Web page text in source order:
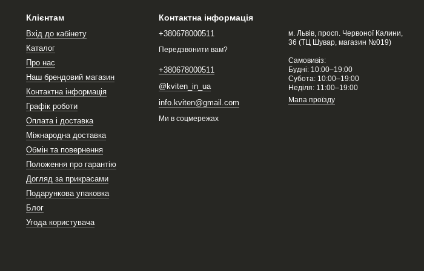
Клієнтам
Вхід до кабінету
Каталог
Про нас
Наш брендовий магазин
Контактна інформація
Графік роботи
Оплата і доставка
Міжнародна доставка
Обмін та повернення
Положення про гарантію
Догляд за прикрасами
Подарункова упаковка
Блог
Угода користувача
Контактна інформація
+380678000511
Передзвонити вам?
+380678000511
@kviten_in_ua
info.kviten@gmail.com
м. Львів, просп. Червоної Калини,
36 (ТЦ Шувар, магазин №019)
Самовивіз:
Будні: 10:00–19:00
Субота: 10:00–19:00
Неділя: 11:00–19:00
Мапа проїзду
Ми в соцмережах